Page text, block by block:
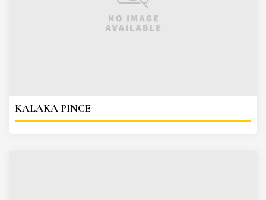
KALAKA PINCE